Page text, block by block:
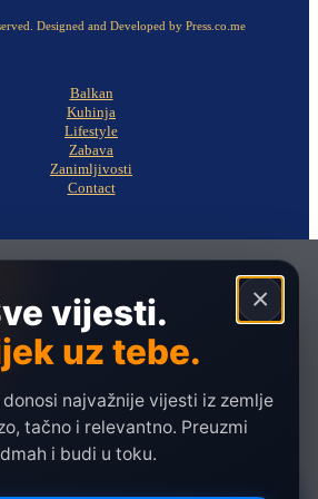
Designed and Developed by Press.co.me
Balkan
Kuhinja
Lifestyle
Zabava
Zanimljivosti
Contact
×
vijesti.
uz tebe.
najvažnije vijesti iz zemlje
tačno i relevantno. Preuzmi
i budi u toku.